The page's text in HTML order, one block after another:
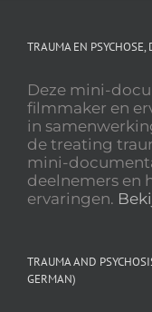
TRAUMA EN PSYCHOSE,
Deze mini-
filmmaker en
in
de treating
mini-
deelnemers en
ervaringen.
TRAUMA AND
GERMAN)